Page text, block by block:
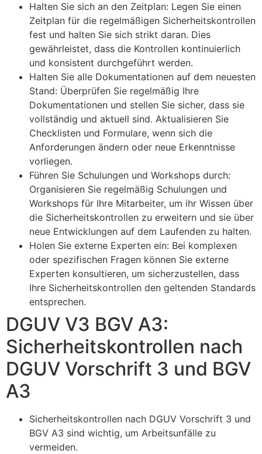
Halten Sie sich an den Zeitplan: Legen Sie einen
Zeitplan für die regelmäßigen Sicherheitskontrollen
fest und halten Sie sich strikt daran. Dies
gewährleistet, dass die Kontrollen kontinuierlich
und konsistent durchgeführt werden.
Halten Sie alle Dokumentationen auf dem neuesten
Stand: Überprüfen Sie regelmäßig Ihre
Dokumentationen und stellen Sie sicher, dass sie
vollständig und aktuell sind. Aktualisieren Sie
Checklisten und Formulare, wenn sich die
Anforderungen ändern oder neue Erkenntnisse
vorliegen.
Führen Sie Schulungen und Workshops durch:
Organisieren Sie regelmäßig Schulungen und
Workshops für Ihre Mitarbeiter, um ihr Wissen über
die Sicherheitskontrollen zu erweitern und sie über
neue Entwicklungen auf dem Laufenden zu halten.
Holen Sie externe Experten ein: Bei komplexen
oder spezifischen Fragen können Sie externe
Experten konsultieren, um sicherzustellen, dass
Ihre Sicherheitskontrollen den geltenden Standards
entsprechen.
DGUV V3 BGV A3:
Sicherheitskontrollen nach
DGUV Vorschrift 3 und BGV
A3
Sicherheitskontrollen nach DGUV Vorschrift 3 und
BGV A3 sind wichtig, um Arbeitsunfälle zu
vermeiden.